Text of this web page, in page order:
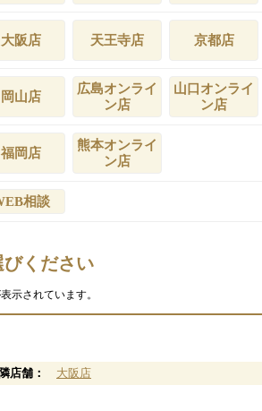
大阪店 天王寺店 京都店
岡山店
広島オンライ
ン店
山口オンライ
ン店
福岡店
熊本オンライ
ン店
相談
ください
示されています。
店舗： 大阪店